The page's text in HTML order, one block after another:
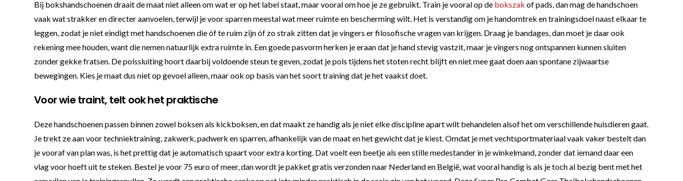
Bij bokshandschoenen draait de maat niet alleen om wat er op het label staat, maar vooral om hoe je ze gebruikt. Train je vooral op de bokszak of pads, dan mag de handschoen
vaak wat strakker en directer aanvoelen, terwijl je voor sparren meestal wat meer ruimte en bescherming wilt. Het is verstandig om je handomtrek en trainingsdoel naast elkaar te
leggen, zodat je niet eindigt met handschoenen die óf te ruim zijn óf zo strak zitten dat je vingers er filosofische vragen van krijgen. Draag je bandages, dan moet je daar ook
rekening mee houden, want die nemen natuurlijk extra ruimte in. Een goede pasvorm herken je eraan dat je hand stevig vastzit, maar je vingers nog ontspannen kunnen sluiten
zonder gekke fratsen. De polssluiting hoort daarbij voldoende steun te geven, zodat je pols tijdens het stoten recht blijft en niet mee gaat doen aan spontane zijwaartse
bewegingen. Kies je maat dus niet op gevoel alleen, maar ook op basis van het soort training dat je het vaakst doet.
Voor wie traint, telt ook het praktische
Deze handschoenen passen binnen zowel boksen als kickboksen, en dat maakt ze handig als je niet elke discipline apart wilt behandelen alsof het om verschillende huisdieren gaat.
Je trekt ze aan voor techniektraining, zakwerk, padwerk en sparren, afhankelijk van de maat en het gewicht dat je kiest. Omdat je met vechtsportmateriaal vaak vaker bestelt dan
je vooraf van plan was, is het prettig dat je automatisch spaart voor extra korting. Dat voelt een beetje als een stille medestander in je winkelmand, zonder dat iemand daar een
vlag voor hoeft uit te steken. Bestel je voor 75 euro of meer, dan wordt je pakket gratis verzonden naar Nederland en België, wat vooral handig is als je toch al bezig bent met het